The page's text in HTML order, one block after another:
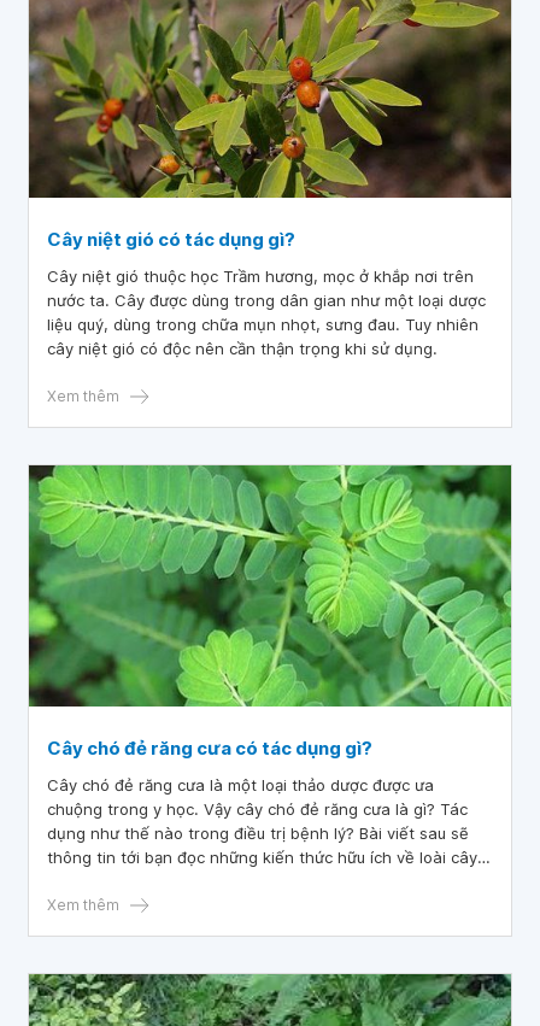
Cây niệt gió có tác dụng gì?
Cây niệt gió thuộc học Trầm hương, mọc ở khắp nơi trên
nước ta. Cây được dùng trong dân gian như một loại dược
liệu quý, dùng trong chữa mụn nhọt, sưng đau. Tuy nhiên
cây niệt gió có độc nên cần thận trọng khi sử dụng.
Xem thêm
Cây chó đẻ răng cưa có tác dụng gì?
Cây chó đẻ răng cưa là một loại thảo dược được ưa
chuộng trong y học. Vậy cây chó đẻ răng cưa là gì? Tác
dụng như thế nào trong điều trị bệnh lý? Bài viết sau sẽ
thông tin tới bạn đọc những kiến thức hữu ích về loài cây
Xem thêm